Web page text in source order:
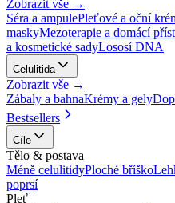
Zobrazit vše →
Séra a ampulePleťové a oční
maskyMezoterapie a domácí
a kosmetické sadyLososí DNA
Celulitida
Zobrazit vše →
Zábaly a bahnaKrémy a gely
Bestsellers
Cíle
Tělo & postava
Méně celulitidyPloché bříško
poprsí
Pleť